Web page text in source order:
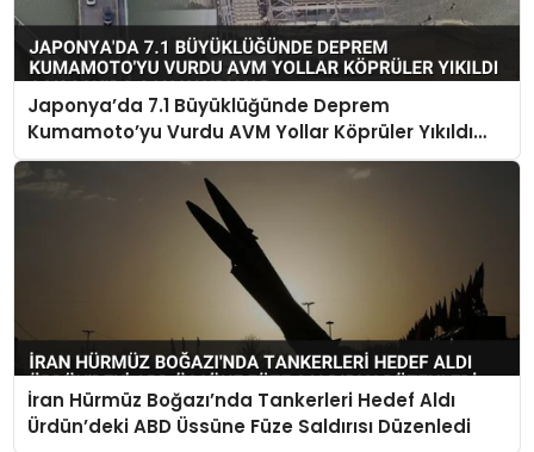
Japonya’da 7.1 Büyüklüğünde Deprem
Kumamoto’yu Vurdu AVM Yollar Köprüler Yıkıldı
Çok Sayıda Can Kaybı Var
İran Hürmüz Boğazı’nda Tankerleri Hedef Aldı
Ürdün’deki ABD Üssüne Füze Saldırısı Düzenledi